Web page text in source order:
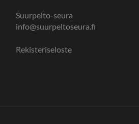
Suurpelto-seura
info@suurpeltoseura.fi
Rekisteriseloste